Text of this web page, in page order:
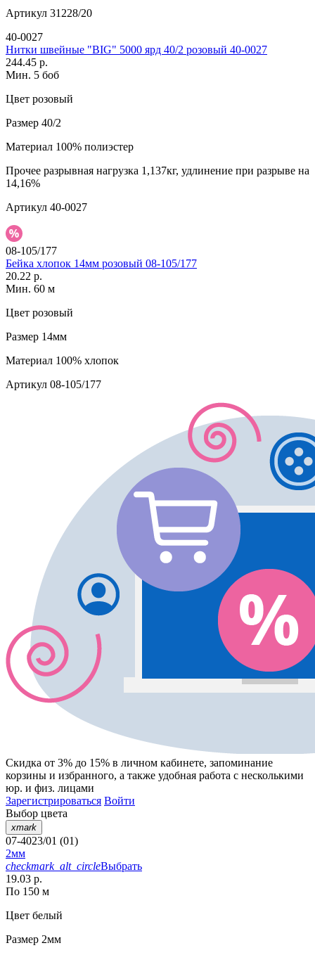
Артикул 31228/20
40-0027
Нитки швейные "BIG" 5000 ярд 40/2 розовый 40-0027
244.45 р.
Мин. 5 боб
Цвет розовый
Размер 40/2
Материал 100% полиэстер
Прочее разрывная нагрузка 1,137кг, удлинение при разрыве на
14,16%
Артикул 40-0027
08-105/177
Бейка хлопок 14мм розовый 08-105/177
20.22 р.
Мин. 60 м
Цвет розовый
Размер 14мм
Материал 100% хлопок
Артикул 08-105/177
Скидка от 3% до 15% в личном кабинете, запоминание
корзины и избранного, а также удобная работа с несколькими
юр. и физ. лицами
Зарегистрироваться Войти
Выбор цвета
xmark
07-4023/01 (01)
2мм
checkmark_alt_circleВыбрать
19.03 р.
По 150 м
Цвет белый
Размер 2мм